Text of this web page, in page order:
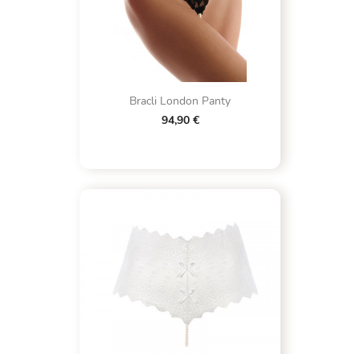
Bracli London Panty
94,90 €